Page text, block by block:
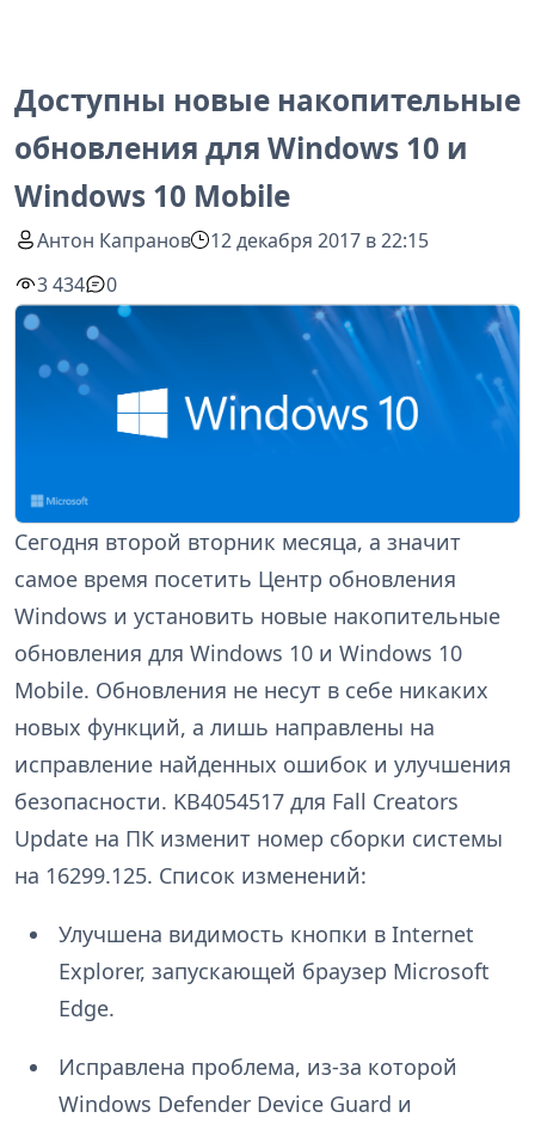
Доступны новые накопительные
обновления для Windows 10 и
Windows 10 Mobile
Антон Капранов
12 декабря 2017 в 22:15
3 434
0
Сегодня второй вторник месяца, а значит
самое время посетить Центр обновления
Windows и установить новые накопительные
обновления для Windows 10 и Windows 10
Mobile. Обновления не несут в себе никаких
новых функций, а лишь направлены на
исправление найденных ошибок и улучшения
безопасности. KB4054517 для Fall Creators
Update на ПК изменит номер сборки системы
на 16299.125. Список изменений:
Улучшена видимость кнопки в Internet
Explorer, запускающей браузер Microsoft
Edge.
Исправлена проблема, из-за которой
Windows Defender Device Guard и